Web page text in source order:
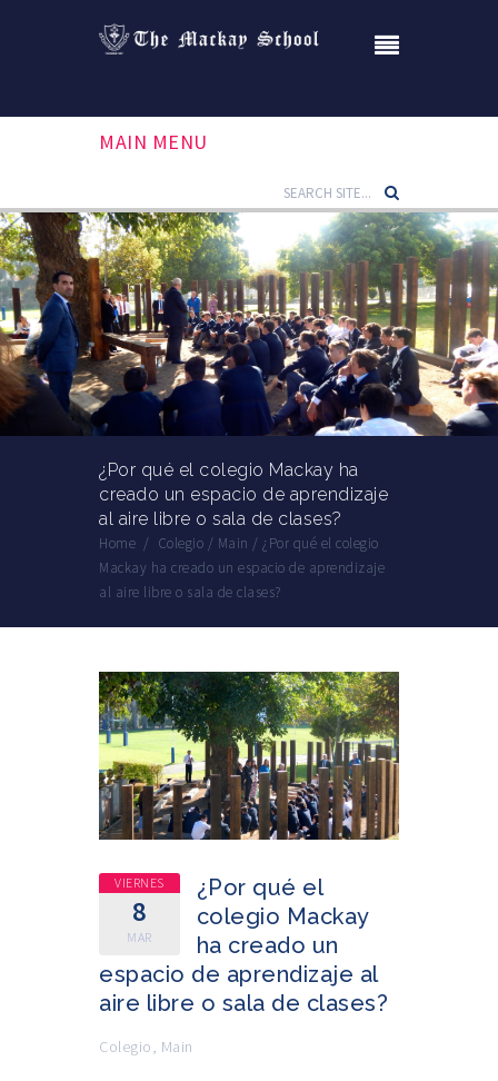
MAIN MENU
¿Por qué el colegio Mackay ha
creado un espacio de aprendizaje
al aire libre o sala de clases?
Home / Colegio / Main / ¿Por qué el colegio
Mackay ha creado un espacio de aprendizaje
al aire libre o sala de clases?
VIERNES
8
MAR
¿Por qué el
colegio Mackay
ha creado un
espacio de aprendizaje al
aire libre o sala de clases?
Colegio Main